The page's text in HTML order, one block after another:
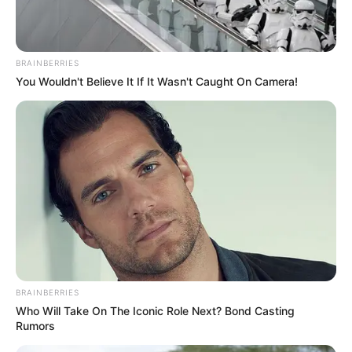
ΤΑ ΠΙΟ ΔΗΜΟΦΙΛΗ
BRAINBERRIES
You Wouldn't Believe It If It Wasn't Caught On Camera!
BRAINBERRIES
Who Will Take On The Iconic Role Next? Bond Casting
Rumors